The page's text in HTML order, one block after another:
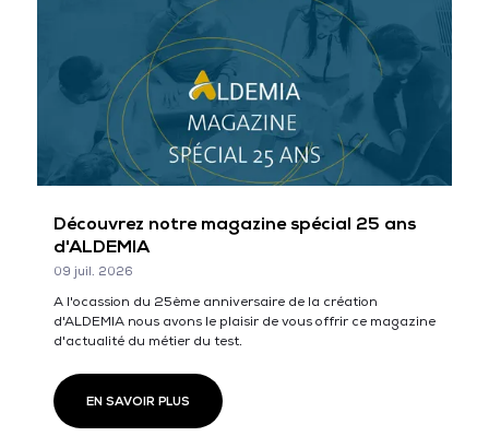
Découvrez notre magazine spécial 25 ans
d'ALDEMIA
09 juil. 2026
A l'ocassion du 25ème anniversaire de la création
d'ALDEMIA nous avons le plaisir de vous offrir ce magazine
d'actualité du métier du test.
EN SAVOIR PLUS